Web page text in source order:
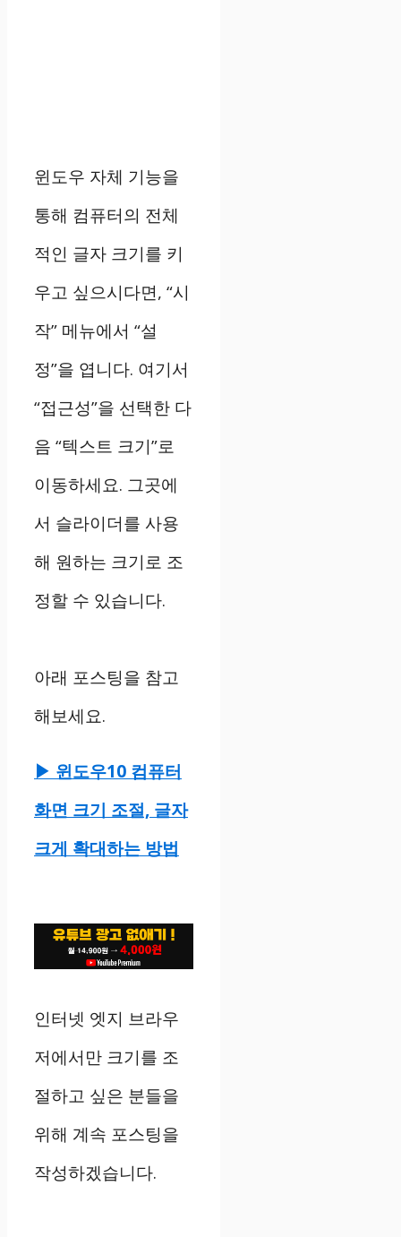
윈도우 자체 기능을
통해 컴퓨터의 전체
적인 글자 크기를 키
우고 싶으시다면, “시
작” 메뉴에서 “설
정”을 엽니다. 여기서
“접근성”을 선택한 다
음 “텍스트 크기”로
이동하세요. 그곳에
서 슬라이더를 사용
해 원하는 크기로 조
정할 수 있습니다.
아래 포스팅을 참고
해보세요.
▶ 윈도우10 컴퓨터
화면 크기 조절, 글자
크게 확대하는 방법
인터넷 엣지 브라우
저에서만 크기를 조
절하고 싶은 분들을
위해 계속 포스팅을
작성하겠습니다.